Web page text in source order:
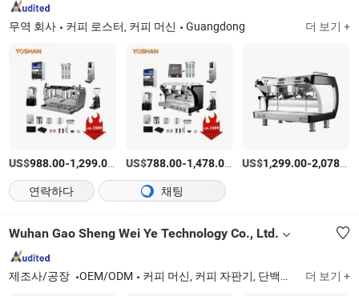
무역 회사 커피 로스터, 커피 머신 Guangdong 더 보기 +
US$988.00-1,299.00 /상품
US$788.00-1,478.00 /상품
US$1,299.00-2,078.00
연락하다
채팅
Wuhan Gao Sheng Wei Ye Technology Co., Ltd.
제조사/공장 OEM/ODM 커피 머신, 커피 자판기, 단백질 쉐이크 자판기, 가정용 커피 머신, 마스크 자판기 더 보기 +